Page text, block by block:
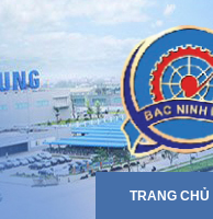
TRANG CHỦ